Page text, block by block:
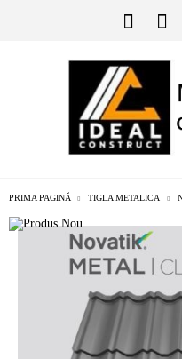
PRIMA PAGINĂ TIGLA METALICA